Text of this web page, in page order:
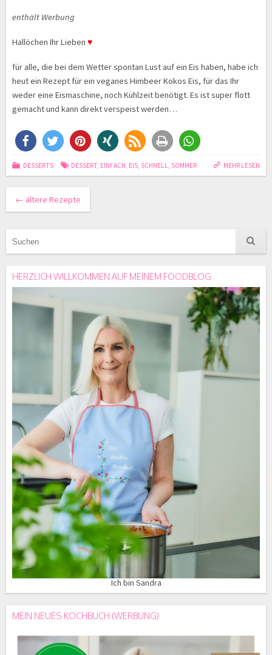
enthält Werbung
Hallöchen Ihr Lieben ♥
für alle, die bei dem Wetter spontan Lust auf ein Eis haben, habe ich
heut ein Rezept für ein veganes Himbeer Kokos Eis, für das Ihr
weder eine Eismaschine, noch Kühlzeit benötigt. Es ist super flott
gemacht und kann direkt verspeist werden…
MEHR LESEN
DESSERTS DESSERT, EINFACH, EIS, SCHNELL, SOMMER
← ältere Rezepte
HERZLICH WILLKOMMEN AUF MEINEM FOODBLOG
Ich bin Sandra
MEIN NEUES KOCHBUCH (WERBUNG)